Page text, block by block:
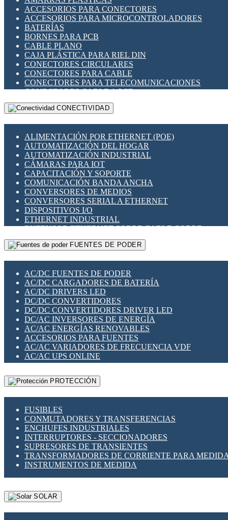
INDICADORES PARA PANEL
INTERFACES DE RELÉ
INTERRUPTORES FIN DE CARRERA
LLAVES CONMUTADORAS
MEDIDORES DE ENERGÍA Y TC'S DE CORRIENTE
MOTORES PASO A PASO
PANTALLAS HMI
PLC -CONTROLADORES LÓGICO PROGRAMABLES
PROGRAMADORES DE HORARIO
RELÉS DE PROTECCIÓN
SENSORES CAPACITIVOS
SENSORES INDUCTIVOS
TEMPORIZADORES
VARIACS
VARIADORES DE FRECUENCIA [VDF]
SECCIONADORES - INTERRUPTORES
MAQUINARIA
ACCESORIOS PARA CONECTORES
ACCESORIOS PARA MICROCONTROLADORES
BATERÍAS
BORNES PARA PCB
CABLE PLANO
CAJA PLÁSTICA PARA RIEL DIN
CONECTORES CIRCULARES
CONECTORES PARA CABLE
CONECTORES PARA TELECOMUNICACIONES
CONECTORES CABLE A PCB
CONECTORES PCB A CABLE
DIP SWITCHES
HERRAMIENTAS VARIAS
ILUMINACIÓN LED
INTERRUPTORES REED
INTERFACES DE RELÉ
OTROS RELÉS
PROTECCIÓN TÉRMICA
RELÉS AUTOMOTRICES
RELÉS DE SEÑAL
RELÉS DE ESTADO SÓLIDO SSR
RELÉS INDUSTRIALES
RELÉS MINIATURA DE POTENCIA
SENSORES MAGNÉTICOS
SWITCH Y MICROSWITCH
TARJETAS PI
UNIÓN Y DERIVACIÓN DE CABLE
CONECTIVIDAD
ALIMENTACIÓN POR ETHERNET (POE)
AUTOMATIZACIÓN DEL HOGAR
AUTOMATIZACIÓN INDUSTRIAL
CÁMARAS PARA IOT
CAPACITACIÓN Y SOPORTE
COMUNICACIÓN BANDA ANCHA
CONVERSORES DE MEDIOS
CONVERSORES SERIAL A ETHERNET
DISPOSITIVOS I/O
ETHERNET INDUSTRIAL
EXTENSOR ETHERNET SOBRE CABLE COBRE
GATEWAY LORAWAN
GESTIÓN DE REDES
PLACAS MODULARES IOT
SWITCHES Y REDES WIFI
SOLUCIONES IOT
SOLUCIONES LORAWAN
SOLUCIONES RED CELULAR
SEGURIDAD PARA REDES
SWITCHES LAN
TELEFONÍA IP (VOIP)
VIGILANCIA IP (CCTV)
MESHTASTIC
FUENTES DE PODER
AC/DC FUENTES DE PODER
AC/DC CARGADORES DE BATERÍA
AC/DC DRIVERS LED
DC/DC CONVERTIDORES
DC/DC CONVERTIDORES DRIVER LED
DC/AC INVERSORES DE ENERGÍA
AC/AC ENERGÍAS RENOVABLES
ACCESORIOS PARA FUENTES
AC/AC VARIADORES DE FRECUENCIA VDF
AC/AC UPS ONLINE
PROTECCIÓN
FUSIBLES
CONMUTADORES Y TRANSFERENCIAS
ENCHUFES INDUSTRIALES
INTERRUPTORES - SECCIONADORES
SUPRESORES DE TRANSIENTES
TRANSFORMADORES DE CORRIENTE PARA
INSTRUMENTOS DE MEDIDA
SOLAR